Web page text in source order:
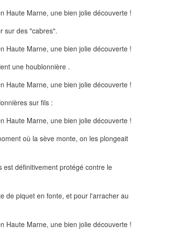
sur des "cabres".
une houblonnière .
sur fils :
où la sève monte, on les plongeait
est définitivement protégé contre le
de piquet en fonte, et pour l'arracher au